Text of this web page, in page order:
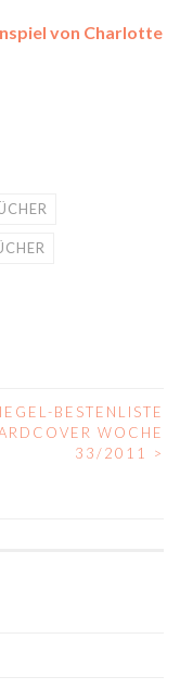
von Charlotte
BESTENLISTE
WOCHE
33/2011
>